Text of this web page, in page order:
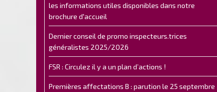
les informations utiles disponibles dans notre
brochure d'accueil
Dernier conseil de promo inspecteurs.trices
généralistes 2025/2026
FSR : Circulez il y a un plan d’actions !
Premières affectations B : parution le 25 septembre